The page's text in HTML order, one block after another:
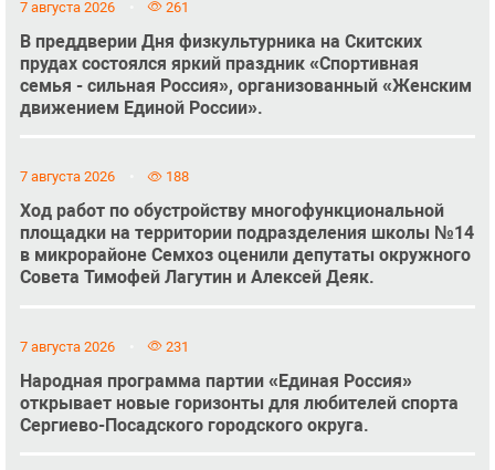
7 августа 2026 261
В преддверии Дня физкультурника на Скитских
прудах состоялся яркий праздник «Спортивная
семья - сильная Россия», организованный «Женским
движением Единой России».
7 августа 2026 188
Ход работ по обустройству многофункциональной
площадки на территории подразделения школы №14
в микрорайоне Семхоз оценили депутаты окружного
Совета Тимофей Лагутин и Алексей Деяк.
7 августа 2026 231
Народная программа партии «Единая Россия»
открывает новые горизонты для любителей спорта
Сергиево-Посадского городского округа.